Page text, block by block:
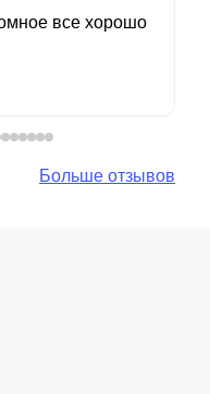
все хорошо
Больше отзывов